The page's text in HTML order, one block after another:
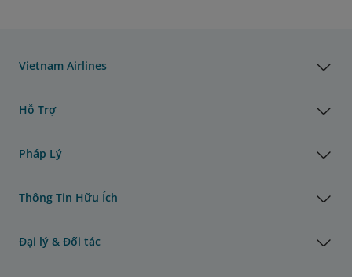
Vietnam Airlines
Hỗ Trợ
Pháp Lý
Thông Tin Hữu Ích
Đại lý & Đối tác